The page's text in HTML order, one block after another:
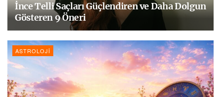
İnce Telli Saçları Güçlendiren ve Daha Dolgun
Gösteren 9 Öneri
ASTROLOJI